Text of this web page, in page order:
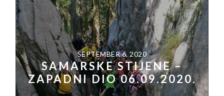
SEPTEMBER 6, 2020
SAMARSKE STIJENE –
ZAPADNI DIO 06.09.2020.